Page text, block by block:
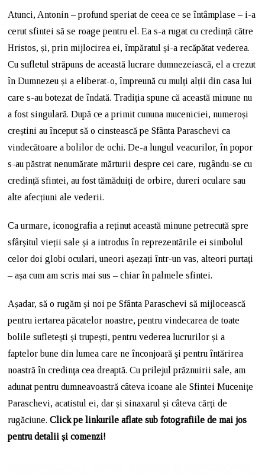
Atunci, Antonin – profund speriat de ceea ce se întâmplase – i-a
cerut sfintei să se roage pentru el. Ea s-a rugat cu credință către
Hristos, și, prin mijlocirea ei, împăratul și-a recăpătat vederea.
Cu sufletul străpuns de această lucrare dumnezeiască, el a crezut
în Dumnezeu și a eliberat-o, împreună cu mulți alții din casa lui
care s-au botezat de îndată. Tradiția spune că această minune nu
a fost singulară. După ce a primit cununa muceniciei, numeroși
creștini au început să o cinstească pe Sfânta Paraschevi ca
vindecătoare a bolilor de ochi. De-a lungul veacurilor, în popor
s-au păstrat nenumărate mărturii despre cei care, rugându-se cu
credință sfintei, au fost tămăduiți de orbire, dureri oculare sau
alte afecțiuni ale vederii.
Ca urmare, iconografia a reținut această minune petrecută spre
sfârșitul vieții sale și a introdus în reprezentările ei simbolul
celor doi globi oculari, uneori așezați într-un vas, alteori purtați
– așa cum am scris mai sus – chiar în palmele sfintei.
Așadar, să o rugăm și noi pe Sfânta Paraschevi să mijlocească
pentru iertarea păcatelor noastre, pentru vindecarea de toate
bolile sufletești și trupești, pentru vederea lucrurilor și a
faptelor bune din lumea care ne înconjoară şi pentru întărirea
noastră în credinţa cea dreaptă. Cu prilejul prăznuirii sale, am
adunat pentru dumneavoastră câteva icoane ale Sfintei Mucenițe
Paraschevi, acatistul ei, dar și sinaxarul și câteva cărți de
rugăciune.Click pe linkurile aflate sub fotografiile de mai jos
pentru detalii și comenzi!